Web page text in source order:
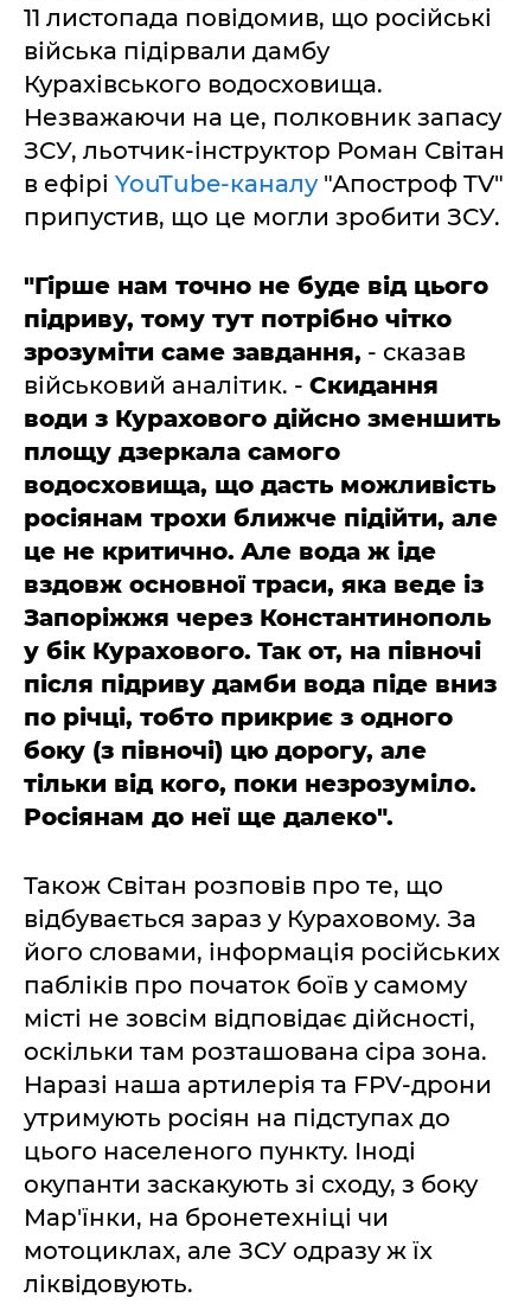
11 листопада повідомив, що російські
війська підірвали дамбу
Курахівського водосховища.
Незважаючи на це, полковник запасу
ЗСУ, льотчик-інструктор Роман Світан
в ефірі YouTube-каналу"Апостроф TV"
припустив, що це могли зробити ЗСУ.
"Гірше нам точно не буде від цього
підриву, тому тут потрібно чітко
зрозуміти саме завдання, - сказав
військовий аналітик. - Скидання
води з Курахового дійсно зменшить
площу дзеркала самого
водосховища, що дасть можливість
росіянам трохи ближче підійти, але
це не критично. Але вода ж іде
вздовж основної траси, яка веде із
Запоріжжя через Константинополь
у бік Курахового. Так от, на півночі
після підриву дамби вода піде вниз
по річці, тобто прикриє з одного
боку (з півночі) цю дорогу, але
тільки від кого, поки незрозуміло.
Росіянам до неї ще далеко".
Також Світан розповів про те, що
відбувається зараз у Кураховому. За
його словами, інформація російських
пабліків про початок боїв у самому
місті не зовсім відповідає дійсності,
оскільки там розташована сіра зона.
Наразі наша артилерія та FPV-дрони
утримують росіян на підступах до
цього населеного пункту. Іноді
окупанти заскакують зі сходу, з боку
Мар'їнки, на бронетехніці чи
мотоциклах, але ЗСУ одразу ж їх
ліквідовують.